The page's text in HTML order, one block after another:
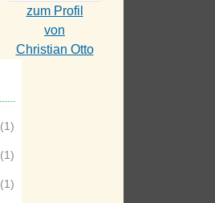
zum Profil
von
Christian Otto
(1)
(1)
(1)